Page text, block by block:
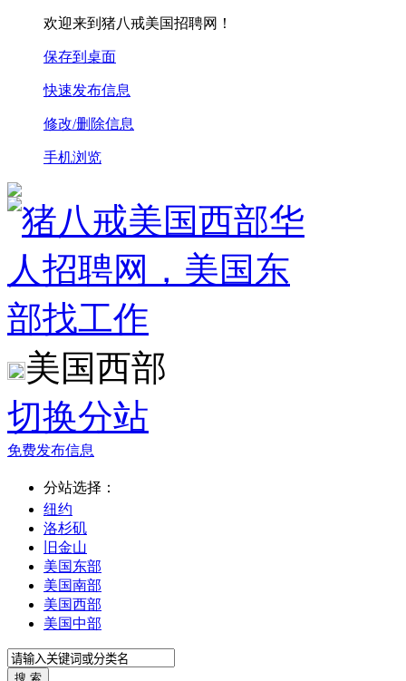
欢迎来到猪八戒美国招聘网！
保存到桌面
快速发布信息
修改/删除信息
手机浏览
美国西部
切换分站
免费发布信息
分站选择：
纽约
洛杉矶
旧金山
美国东部
美国南部
美国西部
美国中部